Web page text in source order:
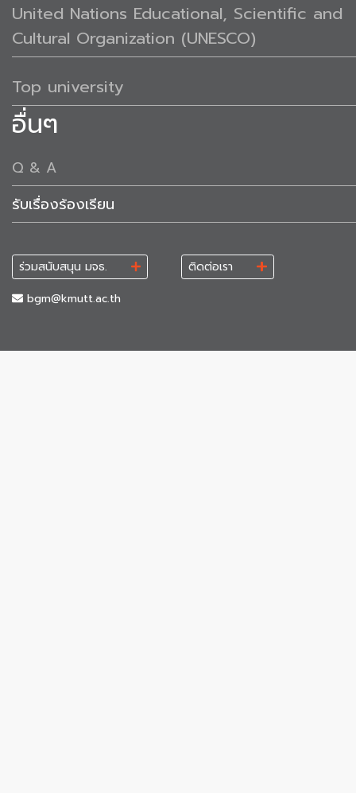
United Nations Educational, Scientific and
Cultural Organization (UNESCO)
Top university
อื่นๆ
Q & A
รับเรื่องร้องเรียน
ร่วมสนับสนุน มจธ.
ติดต่อเรา
bgm@kmutt.ac.th